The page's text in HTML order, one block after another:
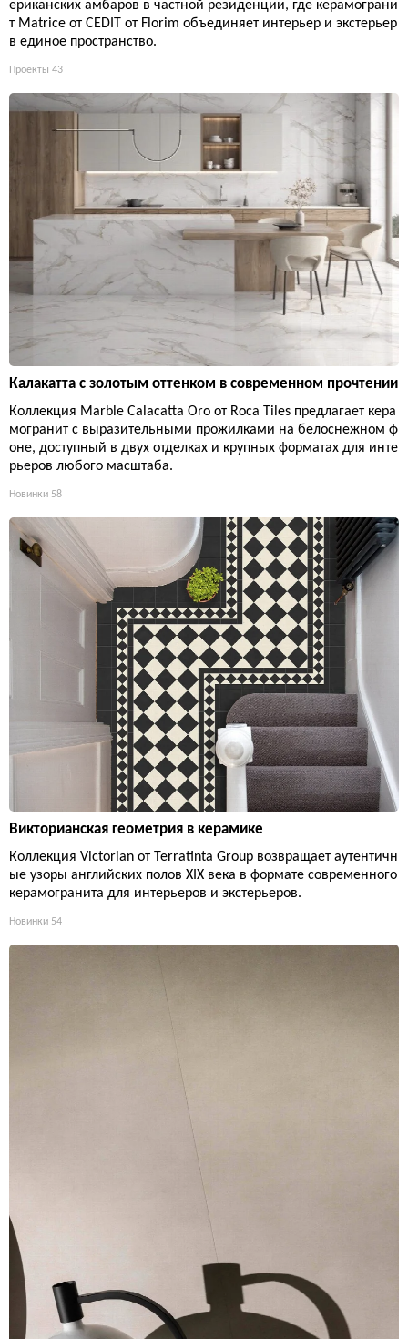
ериканских амбаров в частной резиденции, где керамограни
т Matrice от CEDIT от Florim объединяет интерьер и экстерьер
в единое пространство.
Проекты 43
Калакатта с золотым оттенком в современном прочтении
Коллекция Marble Calacatta Oro от Roca Tiles предлагает кера
могранит с выразительными прожилками на белоснежном ф
оне, доступный в двух отделках и крупных форматах для инте
рьеров любого масштаба.
Новинки 58
Викторианская геометрия в керамике
Коллекция Victorian от Terratinta Group возвращает аутентичн
ые узоры английских полов XIX века в формате современного
керамогранита для интерьеров и экстерьеров.
Новинки 54